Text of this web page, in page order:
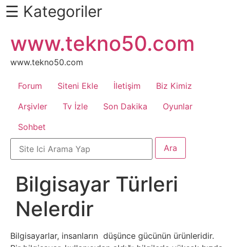
Daha
Fazlası
İçin
Kaydır
Android
Apk
Arabalar
Bankacılık
İşlemleri
Belgesel
☰ Kategoriler
atla
www.tekno50.com
www.tekno50.com
Forum Siteni Ekle İletişim
Biz Kimiz
Arşivler
Tv İzle Son Dakika
Oyunlar
Sohbet
Bilgisayar Türleri
Nelerdir
Bilgisayarlar, insanların düşünce gücünün ürünleridir.